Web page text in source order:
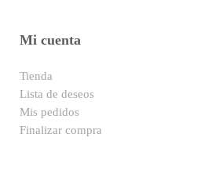
Mi cuenta
Tienda
Lista de deseos
Mis pedidos
Finalizar compra